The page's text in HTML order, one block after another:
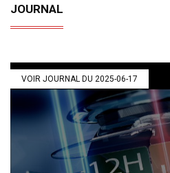
JOURNAL
VOIR JOURNAL DU 2025-06-17